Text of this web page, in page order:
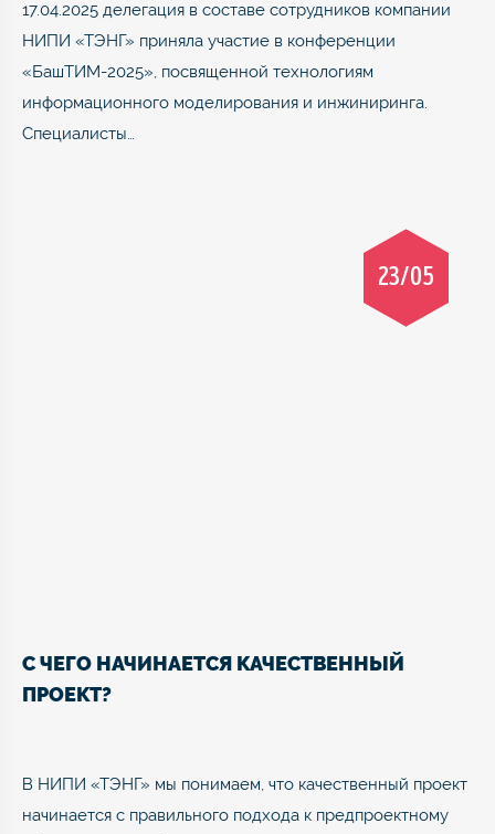
17.04.2025 делегация в составе сотрудников компании
НИПИ «ТЭНГ» приняла участие в конференции
«БашТИМ-2025», посвященной технологиям
информационного моделирования и инжиниринга.
Специалисты…
23/05
С ЧЕГО НАЧИНАЕТСЯ КАЧЕСТВЕННЫЙ
ПРОЕКТ?
В НИПИ «ТЭНГ» мы понимаем, что качественный проект
начинается с правильного подхода к предпроектному